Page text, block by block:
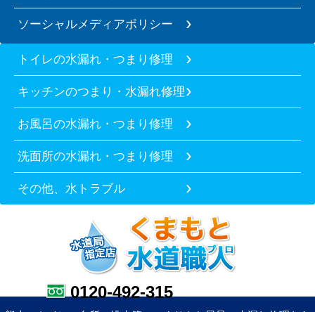
ソーシャルメディアポリシー
トイレの水漏れ・つまり修理
キッチンのつまり・水漏れ修理
お風呂の水漏れ・つまり修理
洗面所の水漏れ・つまり修理
その他、水トラブル
0120-492-315